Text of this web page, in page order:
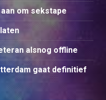
om sekstape
alsnog offline
gaat definitief